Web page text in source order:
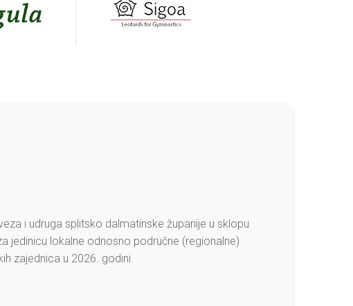
i udruga splitsko dalmatinske županije u sklopu
jedinicu lokalne odnosno područne (regionalne)
zajednica u 2026. godini.